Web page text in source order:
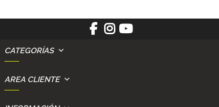
CATEGORÍAS
AREA CLIENTE